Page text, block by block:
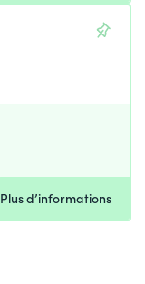
Plus d’informations